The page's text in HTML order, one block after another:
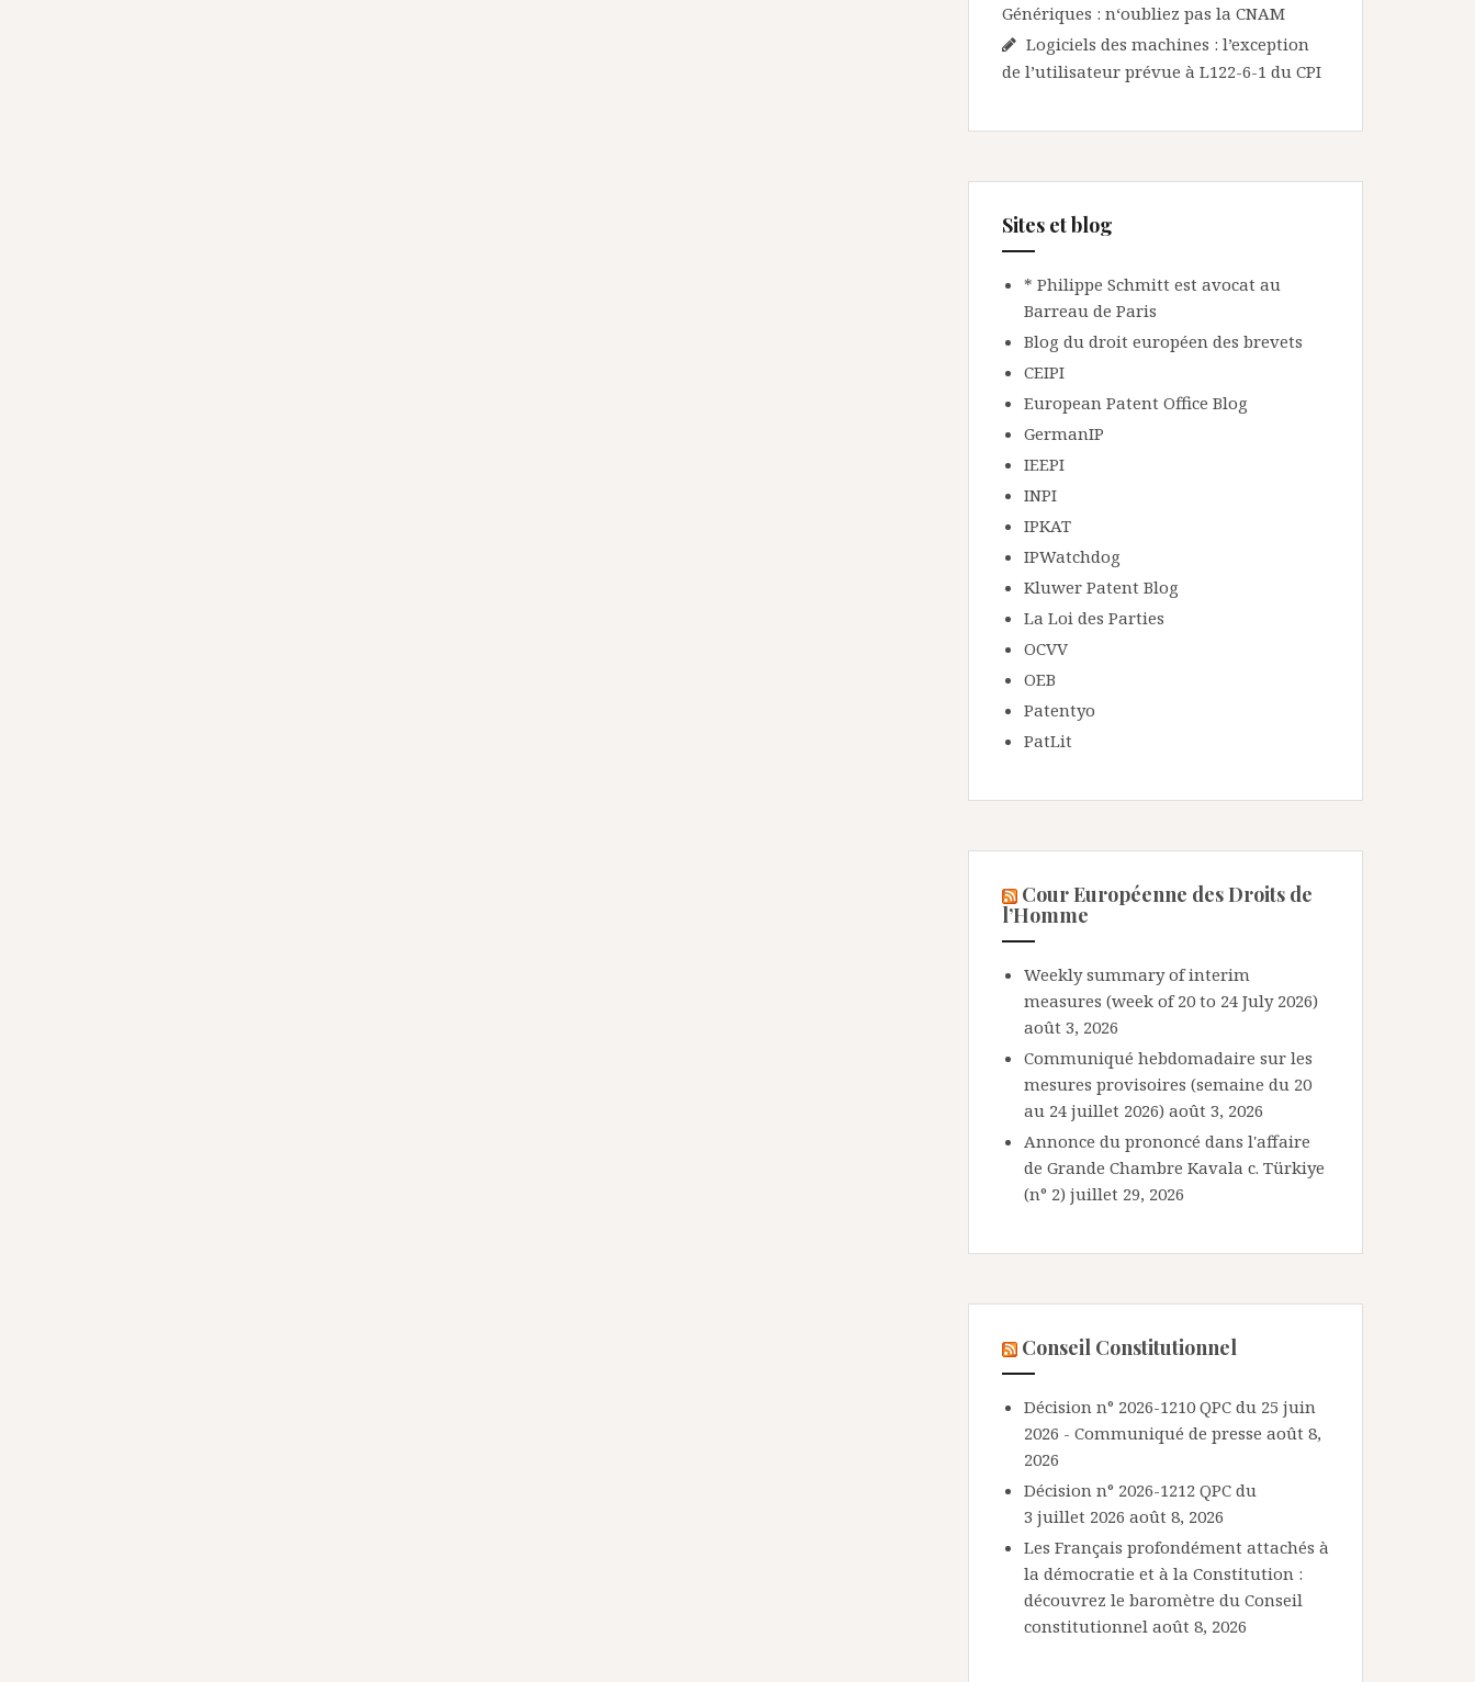
Génériques : n‘oubliez pas la CNAM
Logiciels des machines : l’exception
de l’utilisateur prévue à L122-6-1 du CPI
Sites et blog
* Philippe Schmitt est avocat au
Barreau de Paris
Blog du droit européen des brevets
CEIPI
European Patent Office Blog
GermanIP
IEEPI
INPI
IPKAT
IPWatchdog
Kluwer Patent Blog
La Loi des Parties
OCVV
OEB
Patentyo
PatLit
Cour Européenne des Droits de
l’Homme
Weekly summary of interim
measures (week of 20 to 24 July 2026)
août 3, 2026
Communiqué hebdomadaire sur les
mesures provisoires (semaine du 20
au 24 juillet 2026) août 3, 2026
Annonce du prononcé dans l'affaire
de Grande Chambre Kavala c. Türkiye
(n° 2) juillet 29, 2026
Conseil Constitutionnel
Décision n° 2026-1210 QPC du 25 juin
2026 - Communiqué de presse août 8,
2026
Décision n° 2026-1212 QPC du
3 juillet 2026 août 8, 2026
Les Français profondément attachés à
la démocratie et à la Constitution :
découvrez le baromètre du Conseil
constitutionnel août 8, 2026